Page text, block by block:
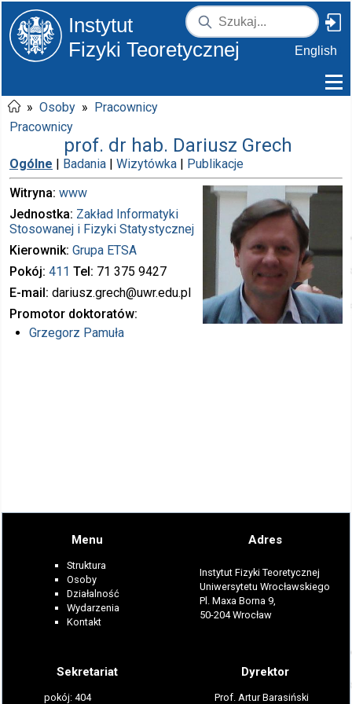
Instytut
Fizyki Teoretycznej
English
» Osoby » Pracownicy
Pracownicy
prof. dr hab. Dariusz Grech
Ogólne | Badania | Wizytówka | Publikacje
Witryna www
Jednostka Zakład Informatyki
Stosowanej i Fizyki Statystycznej
Kierownik Grupa ETSA
Pokój 411 Tel 71 375 9427
E-mail dariusz.grech@uwr.edu.pl
Promotor doktoratów
Grzegorz Pamuła
Menu
Struktura
Osoby
Działalność
Wydarzenia
Kontakt
Adres
Instytut Fizyki Teoretycznej
Uniwersytetu Wrocławskiego
Pl. Maxa Borna 9,
50-204 Wrocław
Sekretariat
pokój: 404
Dyrektor
Prof. Artur Barasiński